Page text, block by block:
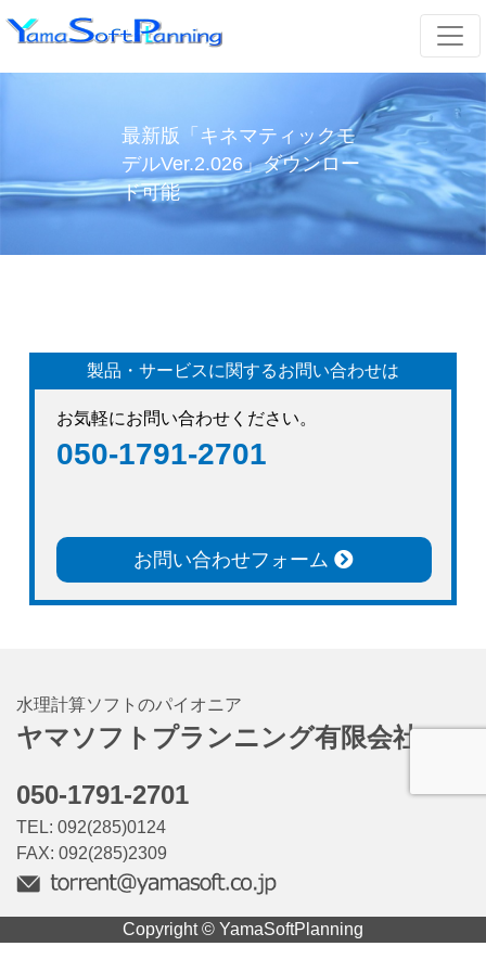
最新版「キネマティックモ
デルVer.2.026」ダウンロー
ド可能
製品・サービスに関するお問い合わせは
お気軽にお問い合わせください。
050-1791-2701
お問い合わせフォーム
水理計算ソフトのパイオニア
ヤマソフトプランニング有限会社
050-1791-2701
TEL: 092(285)0124
FAX: 092(285)2309
Copyright © YamaSoftPlanning